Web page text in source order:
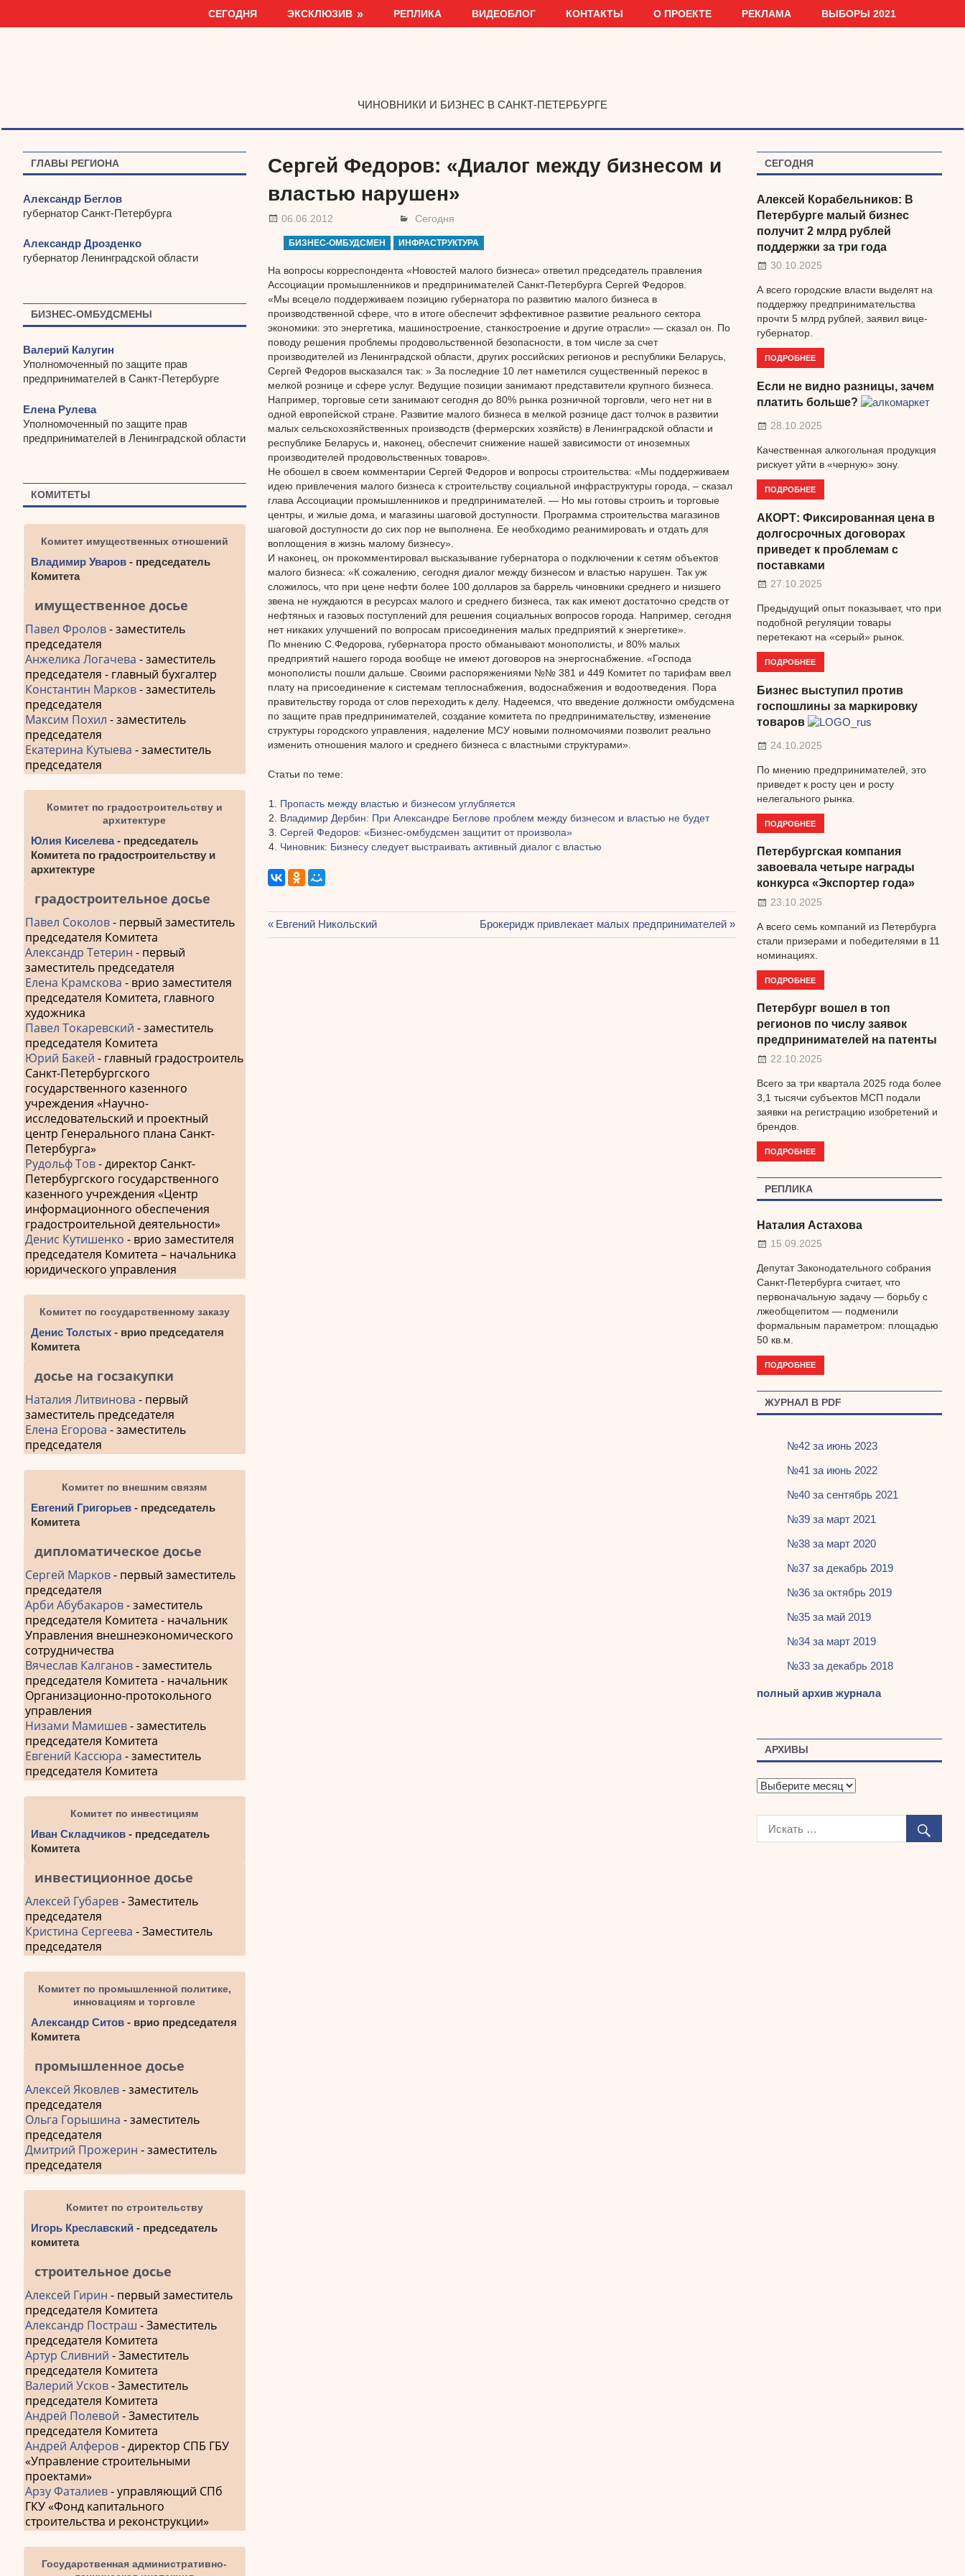
СЕГОДНЯ ЭКСКЛЮЗИВ РЕПЛИКА ВИДЕОБЛОГ КОНТАКТЫ О ПРОЕКТЕ РЕКЛАМА ВЫБОРЫ 2021
ЧИНОВНИКИ И БИЗНЕС В САНКТ-ПЕТЕРБУРГЕ
Сергей Федоров: «Диалог между бизнесом и
властью нарушен»
06.06.2012 Сегодня
БИЗНЕС-ОМБУДСМЕН ИНФРАСТРУКТУРА
На вопросы корреспондента «Новостей малого бизнеса» ответил председатель правления
Ассоциации промышленников и предпринимателей Санкт-Петербурга Сергей Федоров.
«Мы всецело поддерживаем позицию губернатора по развитию малого бизнеса в
производственной сфере, что в итоге обеспечит эффективное развитие реального сектора
экономики: это энергетика, машиностроение, станкостроение и другие отрасли» — сказал он. По
поводу решения проблемы продовольственной безопасности, в том числе за счет
производителей из Ленинградской области, других российских регионов и республики Беларусь,
Сергей Федоров высказался так: » За последние 10 лет наметился существенный перекос в
мелкой рознице и сфере услуг. Ведущие позиции занимают представители крупного бизнеса.
Например, торговые сети занимают сегодня до 80% рынка розничной торговли, чего нет ни в
одной европейской стране. Развитие малого бизнеса в мелкой рознице даст толчок в развитии
малых сельскохозяйственных производств (фермерских хозяйств) в Ленинградской области и
республике Беларусь и, наконец, обеспечит снижение нашей зависимости от иноземных
производителей продовольственных товаров».
Не обошел в своем комментарии Сергей Федоров и вопросы строительства: «Мы поддерживаем
идею привлечения малого бизнеса к строительству социальной инфраструктуры города, – сказал
глава Ассоциации промышленников и предпринимателей. — Но мы готовы строить и торговые
центры, и жилые дома, и магазины шаговой доступности. Программа строительства магазинов
шаговой доступности до сих пор не выполнена. Ее необходимо реанимировать и отдать для
воплощения в жизнь малому бизнесу».
И наконец, он прокомментировал высказывание губернатора о подключении к сетям объектов
малого бизнеса: «К сожалению, сегодня диалог между бизнесом и властью нарушен. Так уж
сложилось, что при цене нефти более 100 долларов за баррель чиновники среднего и низшего
звена не нуждаются в ресурсах малого и среднего бизнеса, так как имеют достаточно средств от
нефтяных и газовых поступлений для решения социальных вопросов города. Например, сегодня
нет никаких улучшений по вопросам присоединения малых предприятий к энергетике».
По мнению С.Федорова, губернатора просто обманывают монополисты, и 80% малых
предприятий нашего города вообще не имеют договоров на энергоснабжение. «Господа
монополисты пошли дальше. Своими распоряжениями №№ 381 и 449 Комитет по тарифам ввел
плату на присоединение к системам теплоснабжения, водоснабжения и водоотведения. Пора
правительству города от слов переходить к делу. Надеемся, что введение должности омбудсмена
по защите прав предпринимателей, создание комитета по предпринимательству, изменение
структуры городского управления, наделение МСУ новыми полномочиями позволит реально
изменить отношения малого и среднего бизнеса с властными структурами».
Статьи по теме:
Пропасть между властью и бизнесом углубляется
Владимир Дербин: При Александре Беглове проблем между бизнесом и властью не будет
Сергей Федоров: «Бизнес-омбудсмен защитит от произвола»
Чиновник: Бизнесу следует выстраивать активный диалог с властью
Навигация
Предыдущая
запись:
Евгений Никольский
Следующая
запись:
Брокеридж привлекает малых предпринимателей
ГЛАВЫ РЕГИОНА
Александр Беглов
губернатор Санкт-Петербурга
Александр Дрозденко
губернатор Ленинградской области
БИЗНЕС-ОМБУДСМЕНЫ
Валерий Калугин
Уполномоченный по защите прав
предпринимателей в Санкт-Петербурге
Елена Рулева
Уполномоченный по защите прав
предпринимателей в Ленинградской области
КОМИТЕТЫ
Комитет имущественных отношений
Владимир Уваров - председатель
Комитета
имущественное досье
Павел Фролов- заместитель
председателя
Анжелика Логачева - заместитель
председателя - главный бухгалтер
Константин Марков- заместитель
председателя
Максим Похил - заместитель
председателя
Екатерина Кутыева - заместитель
председателя
Комитет по градостроительству и
архитектуре
Юлия Киселева- председатель
Комитета по градостроительству и
архитектуре
градостроительное досье
Павел Соколов- первый заместитель
председателя Комитета
Александр Тетерин - первый
заместитель председателя
Елена Крамскова - врио заместителя
председателя Комитета, главного
художника
Павел Токаревский - заместитель
председателя Комитета
Юрий Бакей - главный градостроитель
Санкт-Петербургского
государственного казенного
учреждения «Научно-
исследовательский и проектный
центр Генерального плана Санкт-
Петербурга»
Рудольф Тов- директор Санкт-
Петербургского государственного
казенного учреждения «Центр
информационного обеспечения
градостроительной деятельности»
Денис Кутишенко - врио заместителя
председателя Комитета – начальника
юридического управления
Комитет по государственному заказу
Денис Толстых - врио председателя
Комитета
досье на госзакупки
Наталия Литвинова - первый
заместитель председателя
Елена Егорова - заместитель
председателя
Комитет по внешним связям
Евгений Григорьев - председатель
Комитета
дипломатическое досье
Сергей Марков- первый заместитель
председателя
Арби Абубакаров- заместитель
председателя Комитета - начальник
Управления внешнеэкономического
сотрудничества
Вячеслав Калганов- заместитель
председателя Комитета - начальник
Организационно-протокольного
управления
Низами Мамишев- заместитель
председателя Комитета
Евгений Кассюра - заместитель
председателя Комитета
Комитет по инвестициям
Иван Складчиков - председатель
Комитета
инвестиционное досье
Алексей Губарев- Заместитель
председателя
Кристина Сергеева - Заместитель
председателя
Комитет по промышленной политике,
инновациям и торговле
Александр Ситов - врио председателя
Комитета
промышленное досье
Алексей Яковлев- заместитель
председателя
Ольга Горышина - заместитель
председателя
Дмитрий Прожерин - заместитель
председателя
Комитет по строительству
Игорь Креславский - председатель
комитета
строительное досье
Алексей Гирин - первый заместитель
председателя Комитета
Александр Постраш - Заместитель
председателя Комитета
Артур Сливний - Заместитель
председателя Комитета
Валерий Усков- Заместитель
председателя Комитета
Андрей Полевой - Заместитель
председателя Комитета
Андрей Алферов- директор СПБ ГБУ
«Управление строительными
проектами»
Арзу Фаталиев- управляющий СПб
ГКУ «Фонд капитального
строительства и реконструкции»
Государственная административно-
СЕГОДНЯ
Алексей Корабельников: В
Петербурге малый бизнес
получит 2 млрд рублей
поддержки за три года
30.10.2025
А всего городские власти выделят на
поддержку предпринимательства
прочти 5 млрд рублей, заявил вице-
губернатор.
ПОДРОБНЕЕ
Если не видно разницы, зачем
платить больше?
28.10.2025
Качественная алкогольная продукция
рискует уйти в «черную» зону.
ПОДРОБНЕЕ
АКОРТ: Фиксированная цена в
долгосрочных договорах
приведет к проблемам с
поставками
27.10.2025
Предыдущий опыт показывает, что при
подобной регуляции товары
перетекают на «серый» рынок.
ПОДРОБНЕЕ
Бизнес выступил против
госпошлины за маркировку
товаров
24.10.2025
По мнению предпринимателей, это
приведет к росту цен и росту
нелегального рынка.
ПОДРОБНЕЕ
Петербургская компания
завоевала четыре награды
конкурса «Экспортер года»
23.10.2025
А всего семь компаний из Петербурга
стали призерами и победителями в 11
номинациях.
ПОДРОБНЕЕ
Петербург вошел в топ
регионов по числу заявок
предпринимателей на патенты
22.10.2025
Всего за три квартала 2025 года более
3,1 тысячи субъектов МСП подали
заявки на регистрацию изобретений и
брендов.
ПОДРОБНЕЕ
РЕПЛИКА
Наталия Астахова
15.09.2025
Депутат Законодательного собрания
Санкт-Петербурга считает, что
первоначальную задачу — борьбу с
лжеобщепитом — подменили
формальным параметром: площадью
50 кв.м.
ПОДРОБНЕЕ
ЖУРНАЛ В PDF
№42 за июнь 2023
№41 за июнь 2022
№40 за сентябрь 2021
№39 за март 2021
№38 за март 2020
№37 за декабрь 2019
№36 за октябрь 2019
№35 за май 2019
№34 за март 2019
№33 за декабрь 2018
полный архив журнала
АРХИВЫ
А
х
в